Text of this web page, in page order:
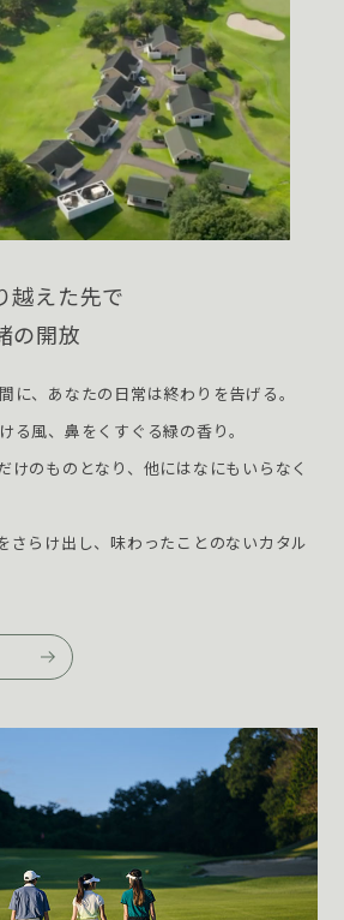
越えた先で
の開放
に、あなたの日常は終わりを告げる。
る風、鼻をくすぐる緑の香り。
けのものとなり、他にはなにもいらなく
さらけ出し、味わったことのないカタル